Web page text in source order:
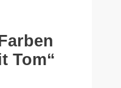
Tom“